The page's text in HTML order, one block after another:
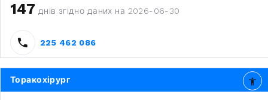
147 днів згідно даних на 2026-06-30
225 462 086
Торакохірург